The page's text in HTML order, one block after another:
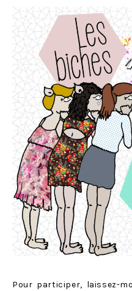
Pour participer, laissez-